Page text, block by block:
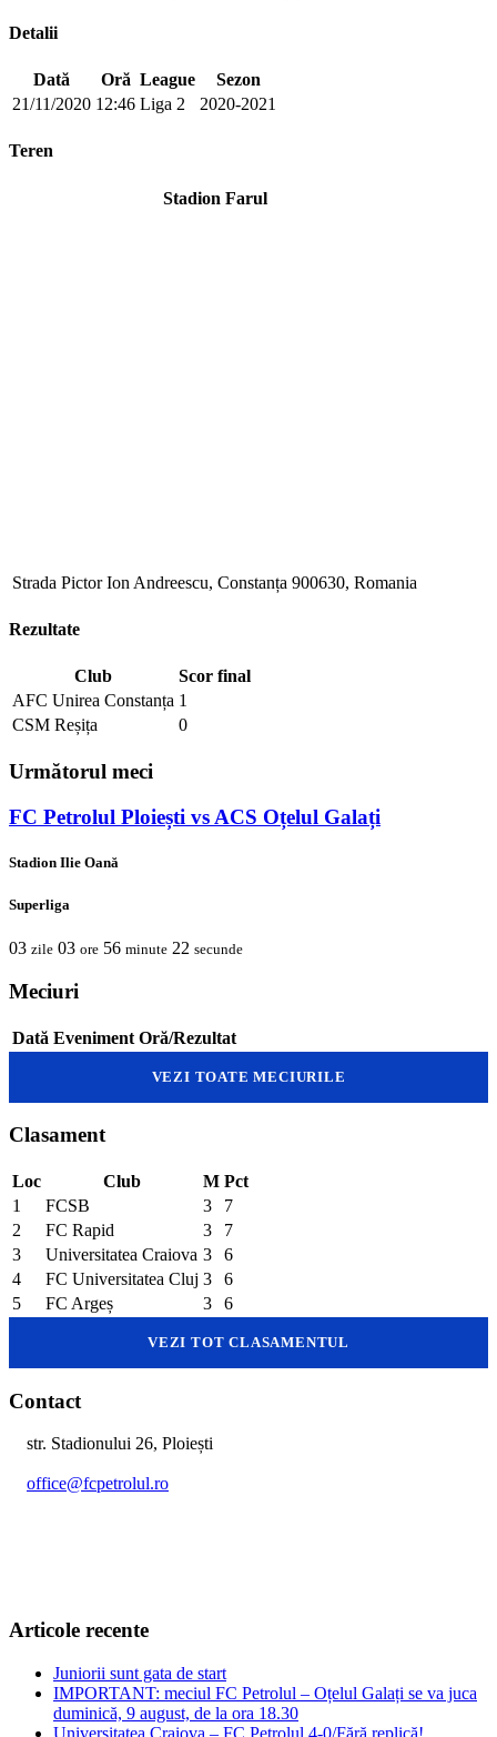
Detalii
Dată Oră League
Sezon
21/11/2020 12:46 Liga 2 2020-2021
Teren
Stadion Farul
Strada Pictor Ion Andreescu, Constanța 900630, Romania
Rezultate
Club
Scor final
AFC Unirea Constanța 1
CSM Reșița
0
Următorul meci
FC Petrolul Ploiești vs ACS Oțelul Galați
Stadion Ilie Oană
Superliga
03 zile 03 ore 56 minute 22 secunde
Meciuri
Dată Eveniment Oră/Rezultat
VEZI TOATE MECIURILE
Clasament
Loc Club M Pct
1
FCSB 3
7
2
FC Rapid 3
7
3
Universitatea Craiova 3
6
4
FC Universitatea Cluj 3
6
5
FC Argeș 3 6
VEZI TOT CLASAMENTUL
Contact
str. Stadionului 26, Ploiești
office@fcpetrolul.ro
Articole recente
Juniorii sunt gata de start
IMPORTANT: meciul FC Petrolul – Oțelul Galați se va juca
duminică, 9 august, de la ora 18.30
Universitatea Craiova – FC Petrolul 4-0/Fără replică!